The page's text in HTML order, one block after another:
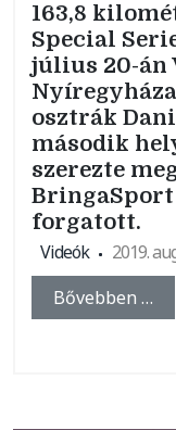
163,8
Special
július 20-án
osztrák
második
szerezte
forgatott.
Videók
2019.
Bővebben …